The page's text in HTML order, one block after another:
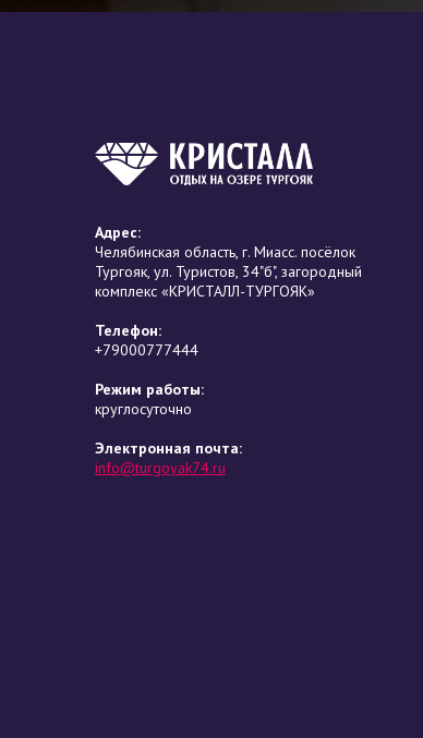
Адрес:
Челябинская область, г. Миасс. посёлок
Тургояк, ул. Туристов, 34"б", загородный
комплекс «КРИСТАЛЛ-ТУРГОЯК»
Телефон:
+79000777444
Режим работы:
круглосуточно
Электронная почта:
info@turgoyak74.ru